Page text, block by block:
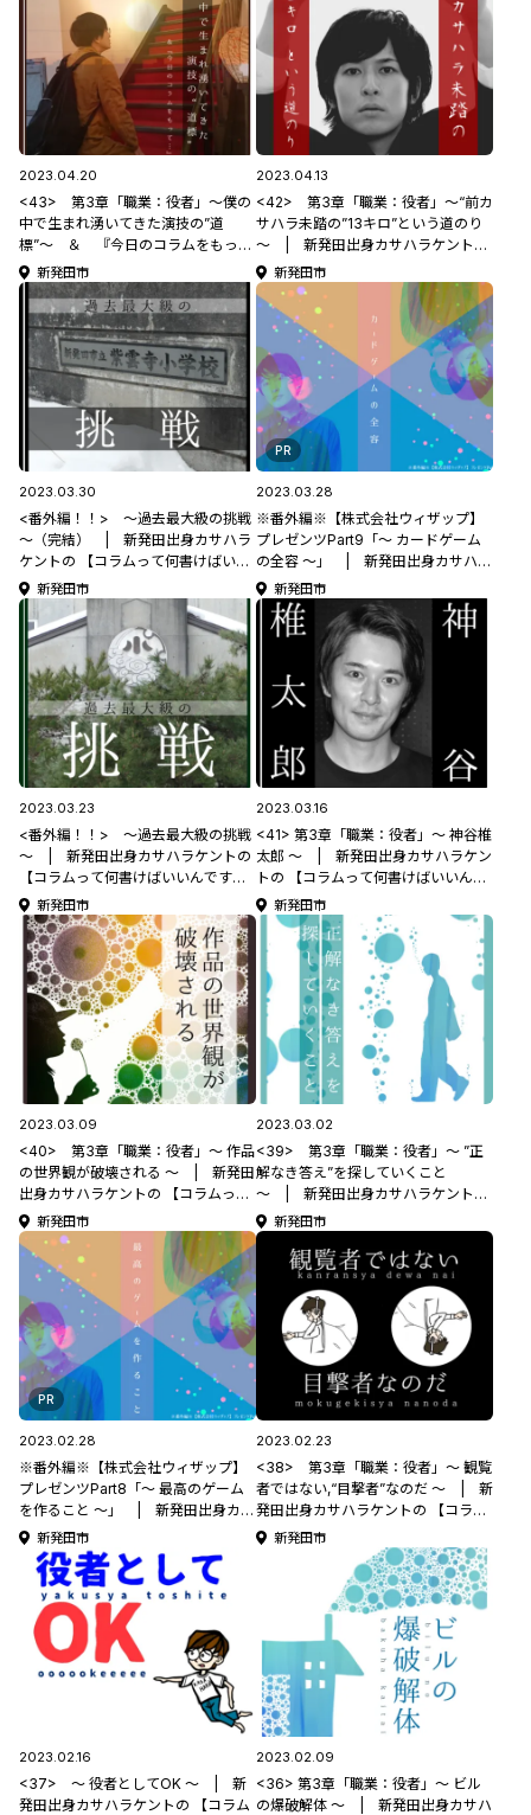
2023.04.20
<43> 第3章「職業：役者」～僕の
中で生まれ湧いてきた演技の”道
標”～ ＆ 『今日のコラムをもっ
て・・』 | 新発田出身カサハラケ
ントの 【コラムって何書けばいいん
ですか？】
新発田市
2023.04.13
<42> 第3章「職業：役者」～“前カ
サハラ未踏の”13キロ”という道のり
～ | 新発田出身カサハラケントの
【コラムって何書けばいいんです
か？】
新発田市
2023.03.30
<番外編！！> ～過去最大級の挑戦
～（完結） | 新発田出身カサハラ
ケントの 【コラムって何書けばいい
んですか？】
新発田市
PR
2023.03.28
※番外編※【株式会社ウィザップ】
プレゼンツPart9「～ カードゲーム
の全容 ～」 | 新発田出身カサハラ
ケントの 【コラムって何書けばいい
んですか？】
新発田市
2023.03.23
<番外編！！> ～過去最大級の挑戦
～ | 新発田出身カサハラケントの
【コラムって何書けばいいんです
か？】
新発田市
2023.03.16
<41> 第3章「職業：役者」～ 神谷椎
太郎 ～ | 新発田出身カサハラケン
トの 【コラムって何書けばいいんで
すか？】
新発田市
2023.03.09
<40> 第3章「職業：役者」～ 作品
の世界観が破壊される ～ | 新発田
出身カサハラケントの 【コラムって
何書けばいいんですか？】
新発田市
2023.03.02
<39> 第3章「職業：役者」～ ”正
解なき答え”を探していくこと
～ | 新発田出身カサハラケントの
【コラムって何書けばいいんです
か？】
新発田市
PR
2023.02.28
※番外編※【株式会社ウィザップ】
プレゼンツPart8「～ 最高のゲーム
を作ること ～」 | 新発田出身カサ
ハラケントの 【コラムって何書けば
いいんですか？】
新発田市
2023.02.23
<38> 第3章「職業：役者」～ 観覧
者ではない,“目撃者”なのだ ～ | 新
発田出身カサハラケントの 【コラム
って何書けばいいんですか？】
新発田市
2023.02.16
<37> ～ 役者としてOK ～ | 新
発田出身カサハラケントの 【コラム
2023.02.09
<36> 第3章「職業：役者」～ ビル
の爆破解体 ～ | 新発田出身カサハ